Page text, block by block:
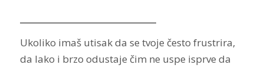
Ukoliko imaš utisak da se tvoje često frustrira,
da lako i brzo odustaje čim ne uspe isprve da